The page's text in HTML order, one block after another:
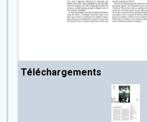
Téléchargements